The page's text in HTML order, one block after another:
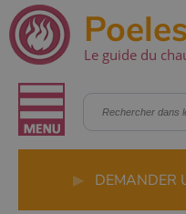
Poeles
Le guide du
▶ DEMANDER